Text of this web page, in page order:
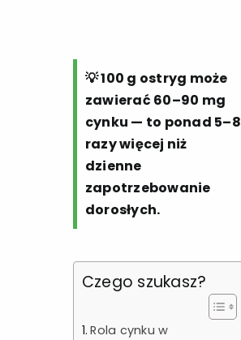
💡 100 g ostryg może
zawierać 60–90 mg
cynku — to ponad 5–8
razy więcej niż
dzienne
zapotrzebowanie
dorosłych.
Czego szukasz?
Rola cynku w